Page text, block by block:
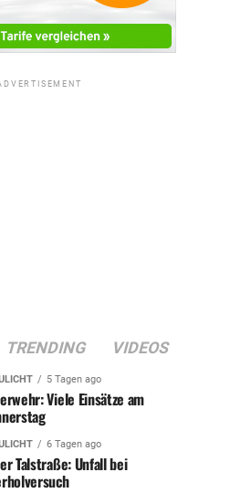
TRENDING VIDEOS
5 Tagen ago
Viele Einsätze am
6 Tagen ago
Talstraße: Unfall bei